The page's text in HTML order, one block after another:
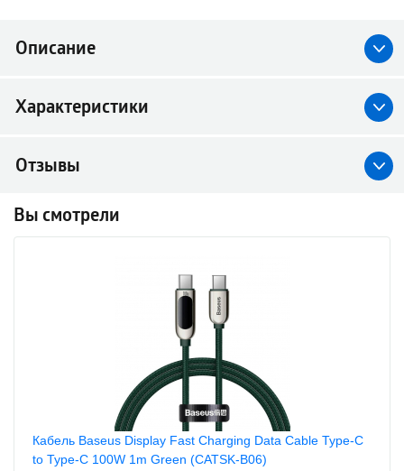
Описание
Характеристики
Отзывы
Вы смотрели
Кабель Baseus Display Fast Charging Data Cable Type-C
to Type-C 100W 1m Green (CATSK-B06)